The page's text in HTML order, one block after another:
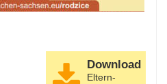
Download
Eltern-